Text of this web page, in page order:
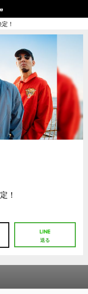
！
！
送る